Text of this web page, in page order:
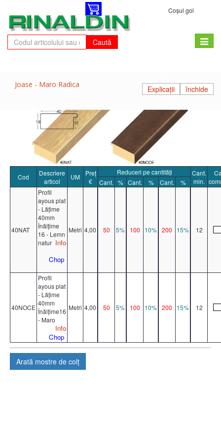
Caută
Coșul gol
Toggle
Joase - Maro Radica închide
Explicații
Cod
Descriere
articol
UM
Preț
€
Reduceri pe cantități
Cant.
min.
Cant. % Cant. % Cant. %
40NAT
Profil
ayous plat
- Lățime
40mm
Înălțime
16 - Lemn
natur Info
Chop
Metri 4,00 50 5% 100 10% 200 15% 12
40NOCE
Profil
ayous plat
- Lățime
40mm
Înălțime16
- Maro
Info
Chop
Metri 4,00 50 5% 100 10% 200 15% 12
Arată mostre de colț